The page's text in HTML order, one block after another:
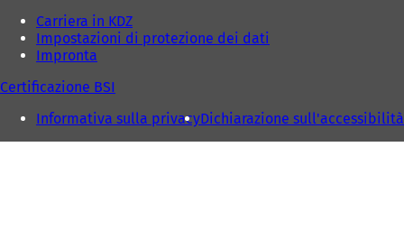
Carriera in KDZ
Impostazioni di protezione dei dati
Impronta
Certificazione BSI
Informativa sulla privacyDichiarazione sull'accessibilità